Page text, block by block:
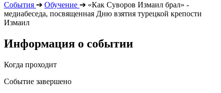
События ➔ Обучение ➔ «Как Суворов Измаил брал» -
медиабеседа, посвященная Дню взятия турецкой крепости
Измаил
Информация о событии
Когда проходит
Событие завершено